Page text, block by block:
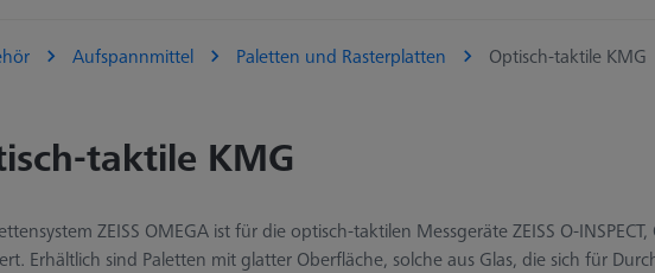
Aufspannmittel Paletten und Rasterplatten Optisch-taktile KMG
taktile KMG
ZEISS OMEGA ist für die optisch-taktilen Messgeräte ZEISS O-INSPECT,
Erhältlich sind Paletten mit glatter Oberfläche, solche aus Glas, die sich für